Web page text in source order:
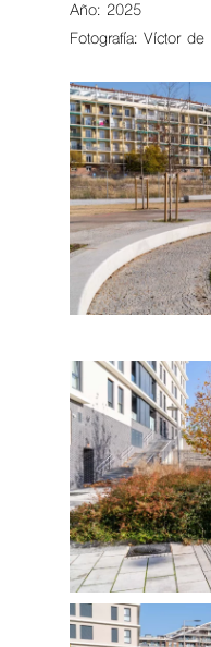
Año: 2025
Fotografía: Víctor